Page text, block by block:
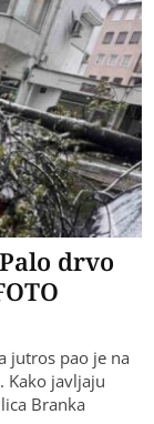
drvo
jutros pao je na
Kako javljaju
Branka